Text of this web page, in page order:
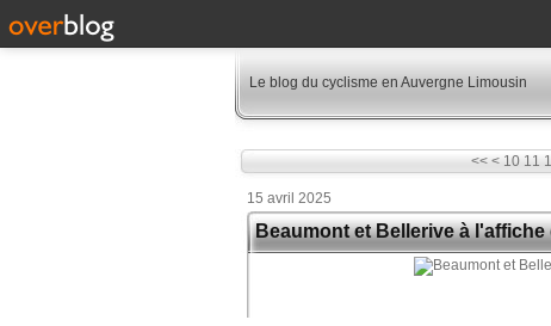
Le blog du cyclisme en Auvergne Limousin
<< < 10 11
15 avril 2025
Beaumont et Bellerive à